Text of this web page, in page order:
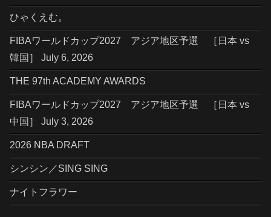
ひゃくえむ。
FIBAワールドカップ2027 アジア地区予選 ［日本 vs
韓国］ July 6, 2026
THE 97th ACADEMY AWARDS
FIBAワールドカップ2027 アジア地区予選 ［日本 vs
中国］ July 3, 2026
2026 NBA DRAFT
シンシン／SING SING
ナイトフラワー